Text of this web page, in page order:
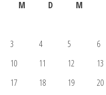
M
D M
3
4 5 6
10
11 12 13
17
18 19 20